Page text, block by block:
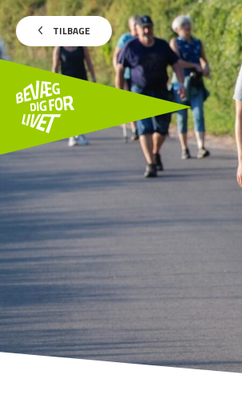
TILBAGE